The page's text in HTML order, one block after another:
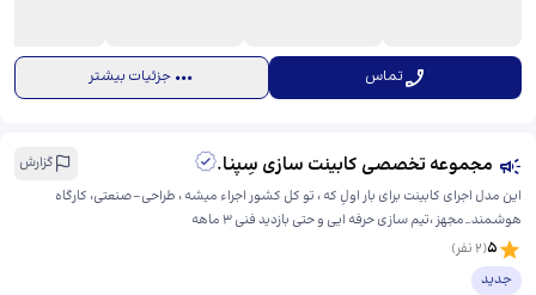
تماس جزئیات بیشتر
مجموعه تخصصی کابینت سازی سِپنا.
گزارش
این مدل اجرای کابینت برای بار اولِ که ، تو کل کشور اجراء میشه ، طراحی-صنعتی، کارگاه
هوشمند_مجهز ،تیم سازی حرفه ایی و حتی بازدید فنی 3 ماهه
5
(
2نفر)
جدید